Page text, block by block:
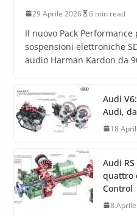
29 Aprile 2026 6 min read
Il nuovo Pack
sospensioni elettroniche
audio Harman Kardon da
Audi
Audi,
18
Audi
quattro
Control
8